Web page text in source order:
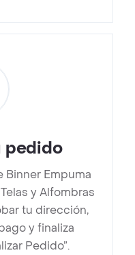
pedido
Binner Empuma
y Alfombras
tu dirección,
y finaliza
Pedido”.